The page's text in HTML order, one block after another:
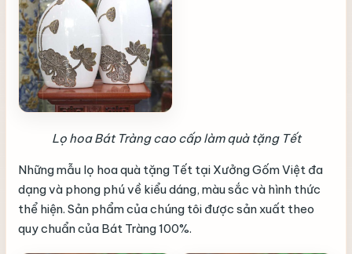
Lọ hoa Bát Tràng cao cấp làm quà tặng Tết
Những mẫu lọ hoa quà tặng Tết tại Xưởng Gốm Việt đa
dạng và phong phú về kiểu dáng, màu sắc và hình thức
thể hiện. Sản phẩm của chúng tôi được sản xuất theo
quy chuẩn của Bát Tràng 100%.